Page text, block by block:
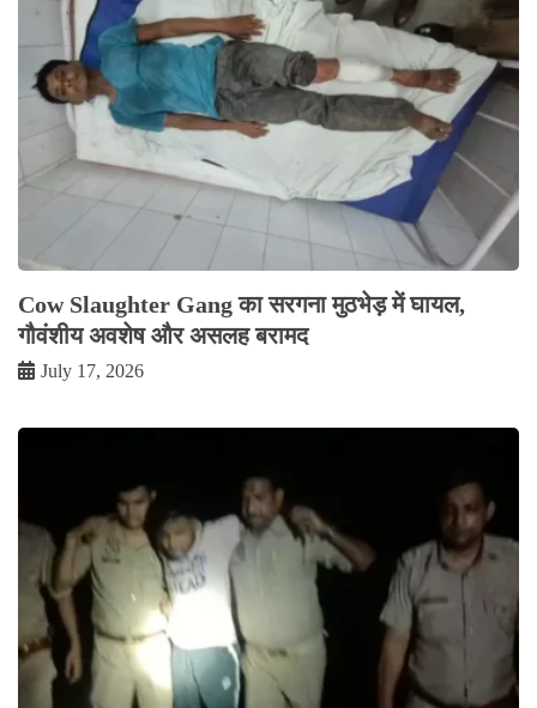
Cow Slaughter Gang का सरगना मुठभेड़ में घायल,
गौवंशीय अवशेष और असलह बरामद
July 17, 2026